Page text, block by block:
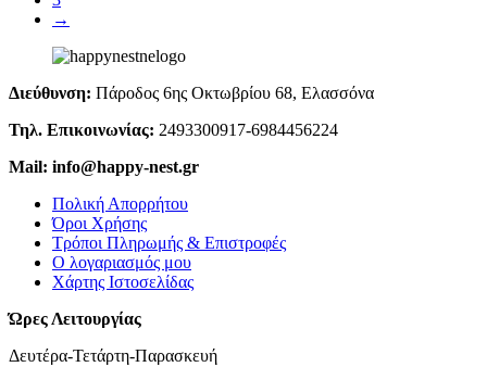
→
Διεύθυνση: Πάροδος 6ης Οκτωβρίου 68, Ελασσόνα
Τηλ. Επικοινωνίας: 2493300917-6984456224
Mail: info@happy-nest.gr
Πολική Απορρήτου
Όροι Χρήσης
Τρόποι Πληρωμής & Επιστροφές
Ο λογαριασμός μου
Χάρτης Ιστοσελίδας
Ώρες Λειτουργίας
Δευτέρα-Τετάρτη-Παρασκευή